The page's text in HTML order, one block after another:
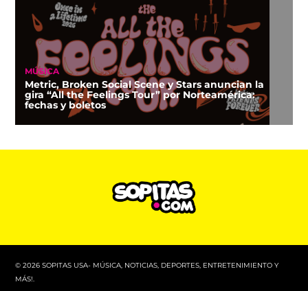
MÚSICA
Metric, Broken Social Scene y Stars anuncian la
gira “All the Feelings Tour” por Norteamérica:
fechas y boletos
© 2026 SOPITAS USA- MÚSICA, NOTICIAS, DEPORTES, ENTRETENIMIENTO Y
MÁS!.